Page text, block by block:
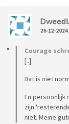
26-12-2024
Courage
[..]
Dat is niet
En persoonlijk
zijn
niet. Meine